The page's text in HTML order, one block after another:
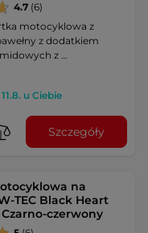
4.7 (6)
motocyklowa z
z dodatkiem
z …
u Ciebie
Szczegóły
na
TEC Black Heart
czerwony